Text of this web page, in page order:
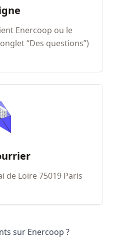
Enercoop ou le
“Des questions”)
de Loire 75019 Paris
sur Enercoop ?